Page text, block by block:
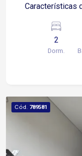
Características do imóvel: 2
Terreno de 175 m² 160 m² de área
Localizada no
Sorocaba,
2
Dorm.
Cód. 789581